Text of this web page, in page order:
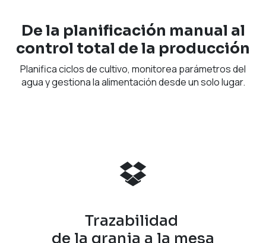
De la planificación manual al
control total de la producción
Planifica ciclos de cultivo, monitorea parámetros del
agua y gestiona la alimentación desde un solo lugar.
Trazabilidad
de la granja a la mesa